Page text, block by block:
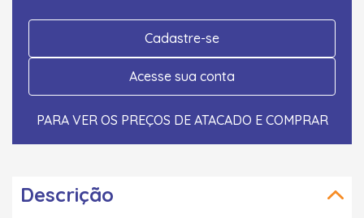
Cadastre-se
Acesse sua conta
PARA VER OS PREÇOS DE ATACADO E COMPRAR
Descrição